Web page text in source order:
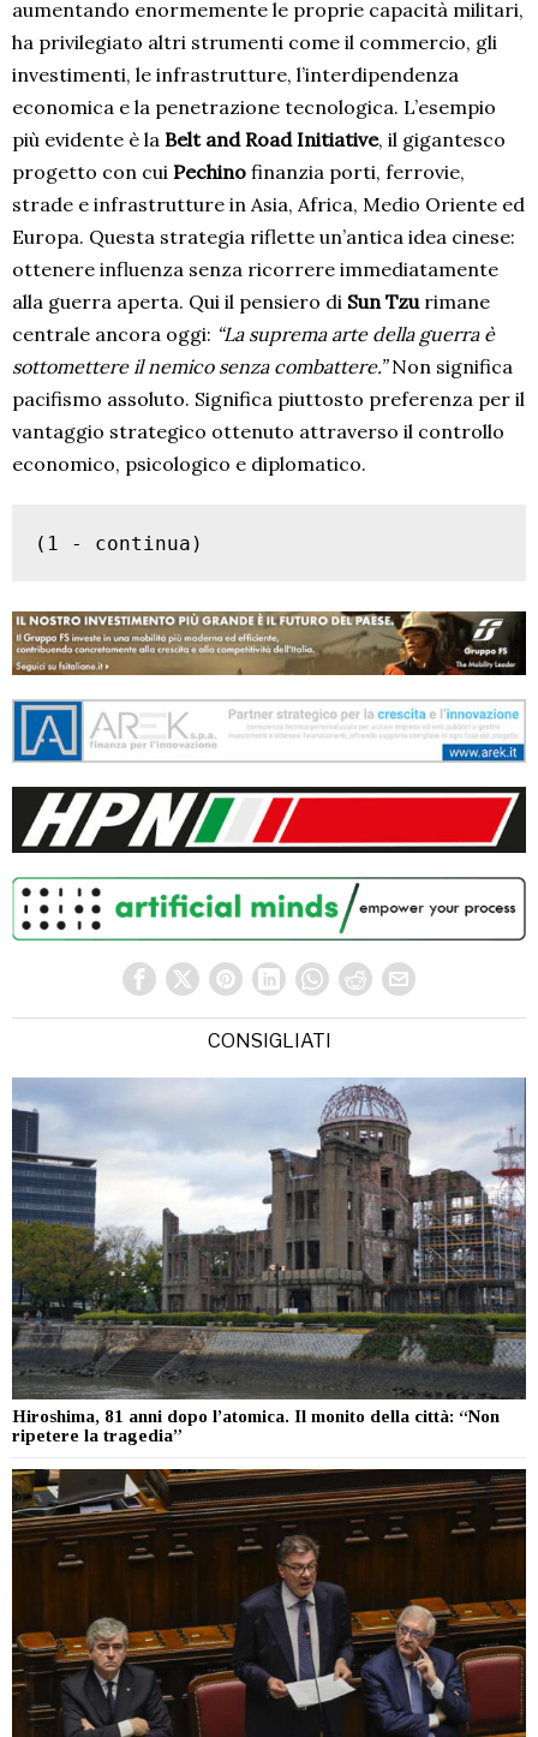
aumentando enormemente le proprie capacità militari,
ha privilegiato altri strumenti come il commercio, gli
investimenti, le infrastrutture, l’interdipendenza
economica e la penetrazione tecnologica. L’esempio
più evidente è la Belt and Road Initiative, il gigantesco
progetto con cui Pechino finanzia porti, ferrovie,
strade e infrastrutture in Asia, Africa, Medio Oriente ed
Europa. Questa strategia riflette un’antica idea cinese:
ottenere influenza senza ricorrere immediatamente
alla guerra aperta. Qui il pensiero di Sun Tzurimane
centrale ancora oggi: “La suprema arte della guerra è
sottomettere il nemico senza combattere.”Non significa
pacifismo assoluto. Significa piuttosto preferenza per il
vantaggio strategico ottenuto attraverso il controllo
economico, psicologico e diplomatico.
(1 - continua)
CONSIGLIATI
Hiroshima, 81 anni dopo l’atomica. Il monito della città: “Non
ripetere la tragedia”